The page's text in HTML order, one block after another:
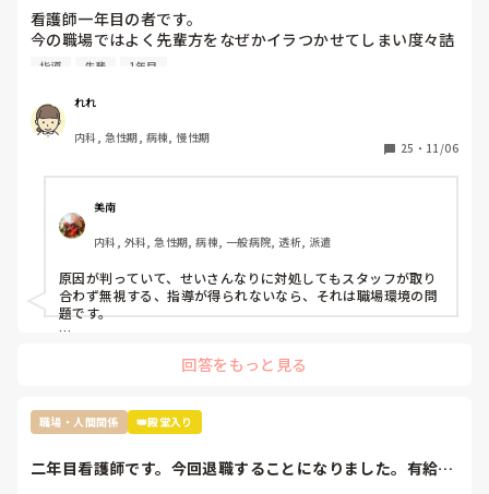
多分その人はいいお菓子を貰っても、休んだ事に対して文句を
言うタイプじゃないかなと思います。
『ただの文句言いたいウーマン』だと認識してしまいます。
そういう人は苦手なので、私だったら本人に
看護師一年目の者です。
今の職場ではよく先輩方をなぜかイラつかせてしまい度々詰
所で私のことについて色々と言ってることを耳にします。
が不快に感じると言われてます。
推測ですが私は人見知りで話すのが苦手なため毎日ペコペコ
しながら愛想笑いをして先輩方の機嫌を伺いなんとか仕事を
しかし元々メンタルも強くなかったことからこの状況がスト
レスとなり体調を崩し、睡眠不足と少し鬱状態な感じで仕事
をしていました。そのせいもあってか先輩に言われたことを
やってなかったりケアレスミスが目立つようになり、もとも
とよく思われてなかったため、この行いからついに見捨てら
れました。
見捨てられたと確信したのは明らかにもう何も指導していた
だけなくなり、詰所で〜さんにはもう無視した。もう教えな
原因は自分だとわかっているのでしょうがないことだとは理
いのかわからなくなりました。
ちなみに私の職場ではすぐ噂は広まるので私のことはほぼ全
今後は今の私の不注意を正し、頑張っていきたいと思ってい
指導 先輩 1年目
れれ
内科, 急性期, 病棟, 慢性期
25 ・ 11/06
美南
内科, 外科, 急性期, 病棟, 一般病院, 透析, 派遣
原因が判っていて、せいさんなりに対処してもスタッフが取り
合わず無視する、指導が得られないなら、それは職場環境の問
題です。
かれているんですよね。
「急性期の病棟で一から学び直す」
回答をもっと見る
職場・人間関係 👑殿堂入り
二年目看護師です。今回退職することになりました。有給前